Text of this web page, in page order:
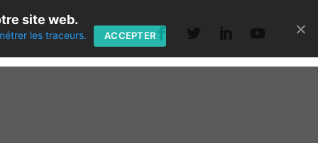
site web.
les traceurs. ACCEPTER